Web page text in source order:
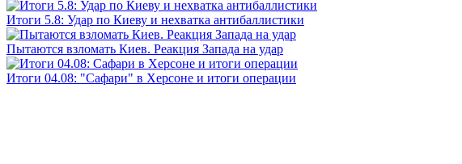
Итоги 5.8: Удар по Киеву и нехватка антибаллистики
Пытаются взломать Киев. Реакция Запада на удар
Итоги 04.08: "Сафари" в Херсоне и итоги операции